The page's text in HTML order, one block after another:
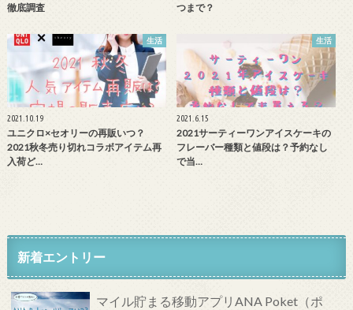
徹底調査 つまで？
生活
2021.10.19
ユニクロ×セオリーの再販いつ？
2021秋冬売り切れコラボアイテム再
入荷ど…
生活
2021.6.15
2021サーティーワンアイスケーキの
フレーバー種類と値段は？予約なし
で当…
新着エントリー
マイル貯まる移動アプリANA Poket（ポ